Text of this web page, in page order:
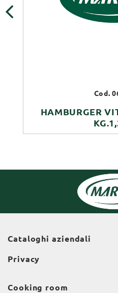
Cod.
HAMBURGER
Cataloghi aziendali
Privacy
Cooking room